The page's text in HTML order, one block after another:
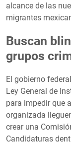
alcance de las
migrantes
Buscan
grupos
El gobierno
Ley General de
para impedir que
organizada
crear una
Candidaturas